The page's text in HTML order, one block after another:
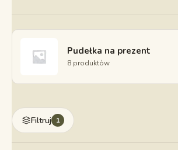
Pudełka na prezent
8 produktów
Filtruj 1